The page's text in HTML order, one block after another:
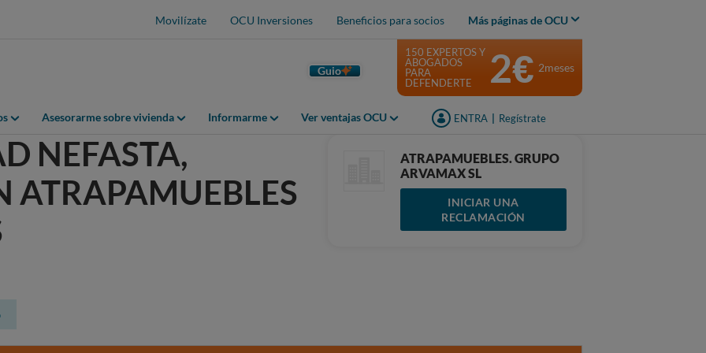
Movilízate OCU Inversiones Beneficios para socios Más páginas de OCU
Guio
Asesorarme sobre vivienda Informarme Ver ventajas OCU ENTRA Regístrate
150 EXPERTOS Y
ABOGADOS
PARA
DEFENDERTE
2€ 2meses
NEFASTA,
ATRAPAMUEBLES
ATRAPAMUEBLES. GRUPO
ARVAMAX SL
INICIAR UNA
RECLAMACIÓN